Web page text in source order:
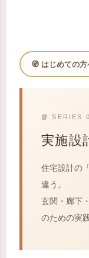
🧭 はじめての
📘 SERIES
実施設
住宅設計の
違う。
玄関・廊下
のための実